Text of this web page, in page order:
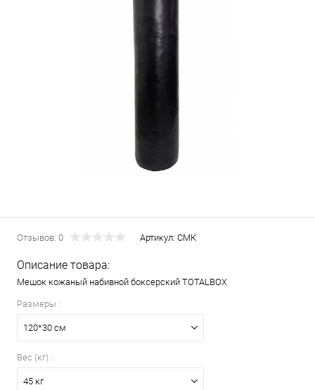
Отзывов: 0 Артикул: СМК
Описание товара:
Мешок кожаный набивной боксерский TOTALBOX
Размеры :
120*30 см
Вес (кг) :
45 кг